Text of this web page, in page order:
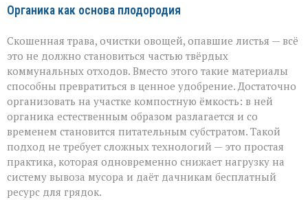
Органика как основа плодородия
Скошенная трава, очистки овощей, опавшие листья — всё
это не должно становиться частью твёрдых
коммунальных отходов. Вместо этого такие материалы
способны превратиться в ценное удобрение. Достаточно
организовать на участке компостную ёмкость: в ней
органика естественным образом разлагается и со
временем становится питательным субстратом. Такой
подход не требует сложных технологий — это простая
практика, которая одновременно снижает нагрузку на
систему вывоза мусора и даёт дачникам бесплатный
ресурс для грядок.